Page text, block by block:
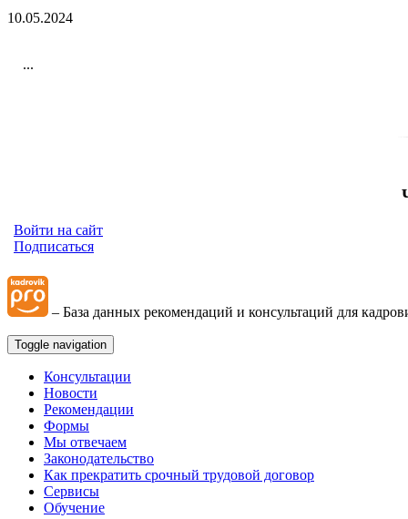
10.05.2024
...
Войти на сайт
Подписаться
– База данных рекомендаций и консультаций для
Toggle navigation
Консультации
Новости
Рекомендации
Формы
Мы отвечаем
Законодательство
Как прекратить срочный трудовой договор
Сервисы
Обучение